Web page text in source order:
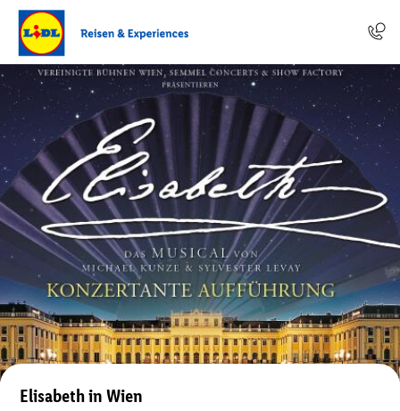
Elisabeth in Wien